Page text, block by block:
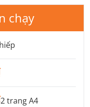
chạy
trang A4